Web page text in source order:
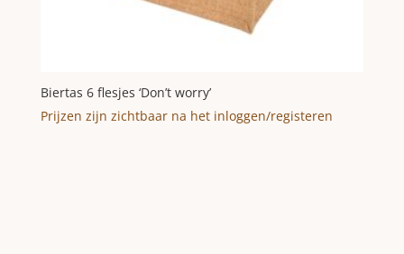
Biertas 6 flesjes ‘Don’t worry’
Prijzen zijn zichtbaar na het inloggen/registeren